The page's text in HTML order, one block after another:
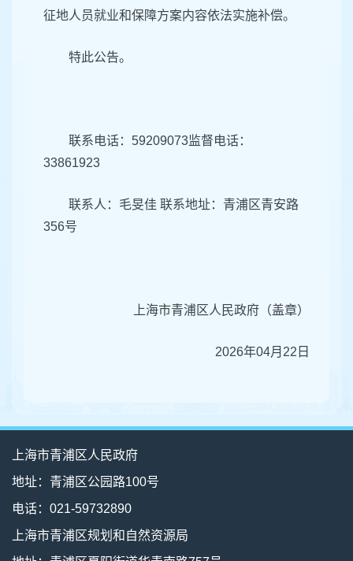
征地人员就业和保障方案内容依法实施补偿。
特此公告。
联系电话：59209073监督电话：
33861923
联系人：毛旻佳 联系地址：青浦区青安路
356号
上海市青浦区人民政府（盖章）
2026年04月22日
上海市青浦区人民政府
地址：青浦区公园路100号
电话：021-59732890
上海市青浦区规划和自然资源局